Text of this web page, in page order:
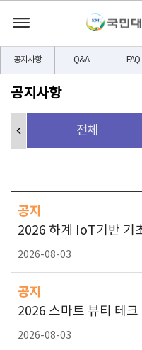
공지사항 Q&A FAQ
공지사항
전체
공지
2026 하계 IoT기반 기
2026-08-03
공지
2026 스마트 뷰티 테
2026-08-03